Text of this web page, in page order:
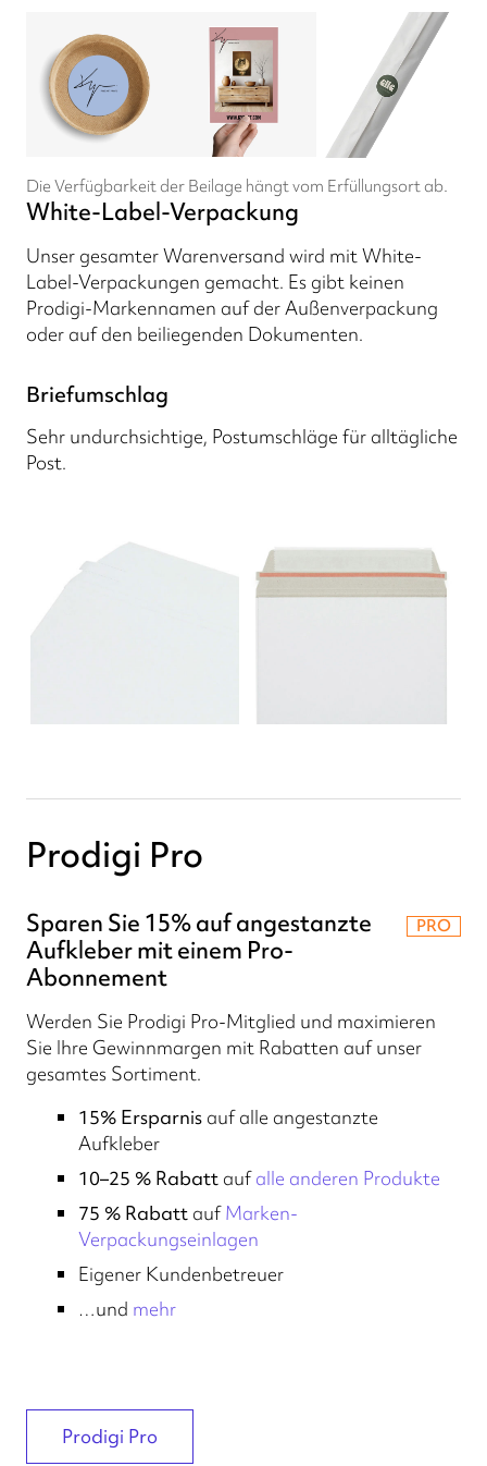
Die Verfügbarkeit der Beilage hängt vom Erfüllungsort ab.
White-Label-Verpackung
Unser gesamter Warenversand wird mit White-
Label-Verpackungen gemacht. Es gibt keinen
Prodigi-Markennamen auf der Außenverpackung
oder auf den beiliegenden Dokumenten.
Briefumschlag
Sehr undurchsichtige, Postumschläge für alltägliche
Post.
Prodigi Pro
Sparen Sie 15% auf angestanzte
Aufkleber mit einem Pro-
Abonnement
PRO
Werden Sie Prodigi Pro-Mitglied und maximieren
Sie Ihre Gewinnmargen mit Rabatten auf unser
gesamtes Sortiment.
15% Ersparnis auf alle angestanzte
Aufkleber
10–25 % Rabatt aufalle anderen Produkte
75 % Rabatt aufMarken-
Verpackungseinlagen
Eigener Kundenbetreuer
…und mehr
Prodigi Pro